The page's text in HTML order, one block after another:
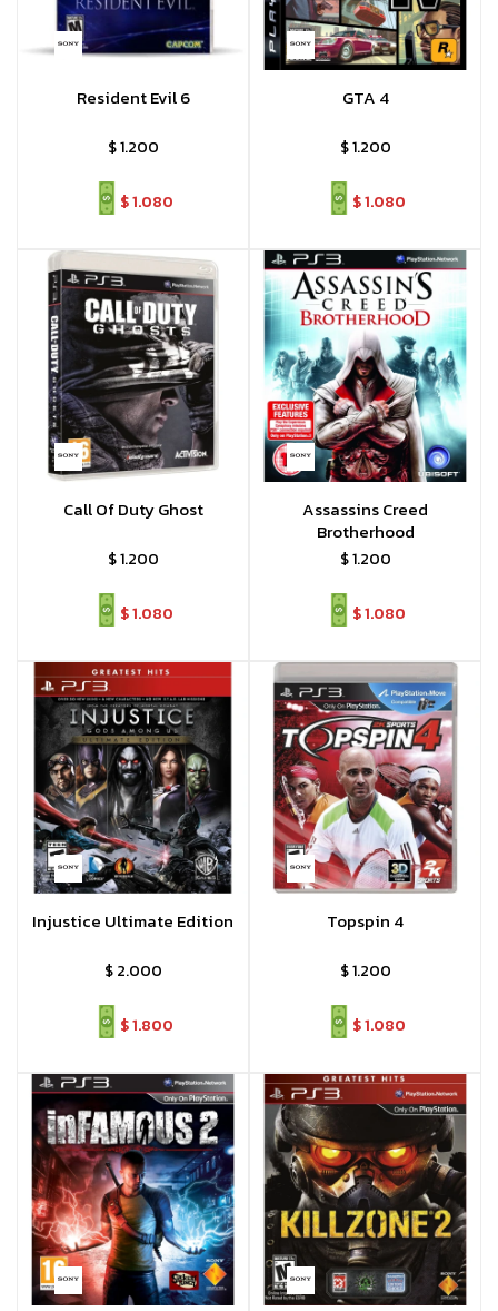
Resident Evil 6
$1.200
$1.080
GTA 4
$1.200
$1.080
Call Of Duty Ghost
$1.200
$1.080
Assassins Creed
Brotherhood
$1.200
$1.080
Injustice Ultimate Edition
$ 2.000
$1.800
Topspin 4
$1.200
$1.080